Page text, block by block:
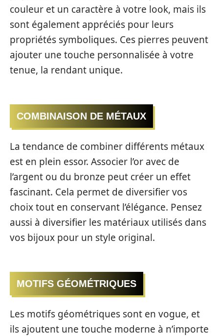
couleur et un caractère à votre look, mais ils
sont également appréciés pour leurs
propriétés symboliques. Ces pierres peuvent
ajouter une touche personnalisée à votre
tenue, la rendant unique.
COMBINAISON DE MÉTAUX
La tendance de combiner différents métaux
est en plein essor. Associer l’or avec de
l’argent ou du bronze peut créer un effet
fascinant. Cela permet de diversifier vos
choix tout en conservant l’élégance. Pensez
aussi à diversifier les matériaux utilisés dans
vos bijoux pour un style original.
MOTIFS GÉOMÉTRIQUES
Les motifs géométriques sont en vogue, et
ils ajoutent une touche moderne à n’importe